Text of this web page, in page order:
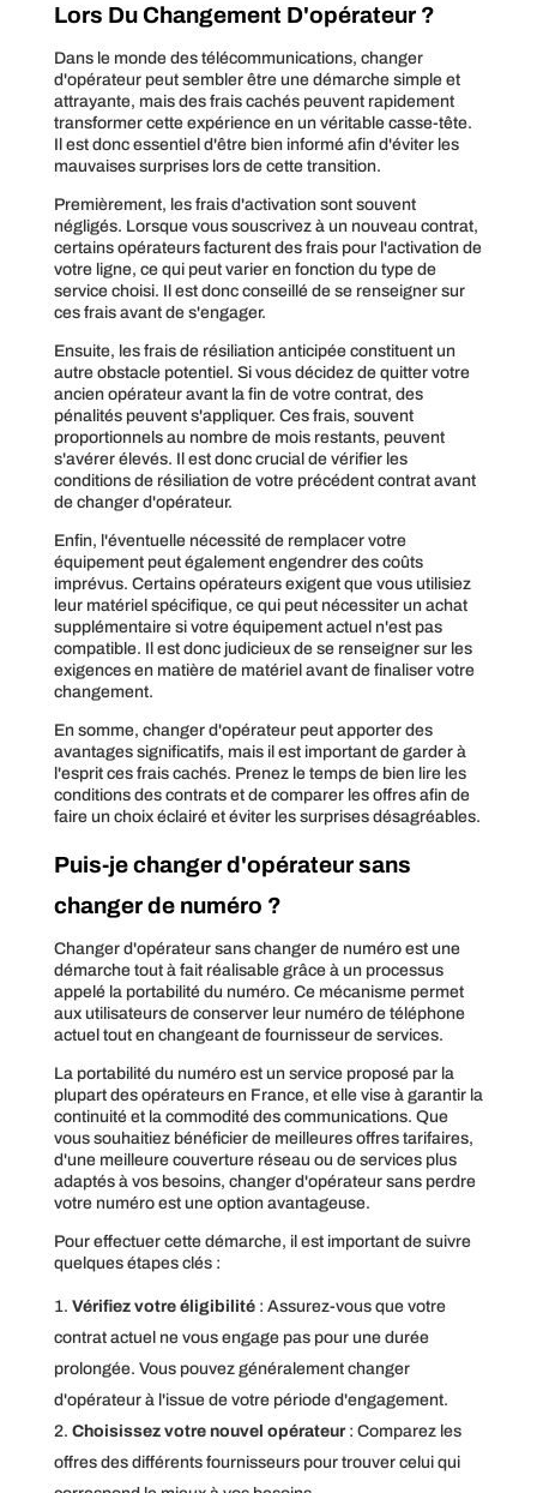
Lors Du Changement D'opérateur ?
Dans le monde des télécommunications, changer
d'opérateur peut sembler être une démarche simple et
attrayante, mais des frais cachés peuvent rapidement
transformer cette expérience en un véritable casse-tête.
Il est donc essentiel d'être bien informé afin d'éviter les
mauvaises surprises lors de cette transition.
Premièrement, les frais d'activation sont souvent
négligés. Lorsque vous souscrivez à un nouveau contrat,
certains opérateurs facturent des frais pour l'activation de
votre ligne, ce qui peut varier en fonction du type de
service choisi. Il est donc conseillé de se renseigner sur
ces frais avant de s'engager.
Ensuite, les frais de résiliation anticipée constituent un
autre obstacle potentiel. Si vous décidez de quitter votre
ancien opérateur avant la fin de votre contrat, des
pénalités peuvent s'appliquer. Ces frais, souvent
proportionnels au nombre de mois restants, peuvent
s'avérer élevés. Il est donc crucial de vérifier les
conditions de résiliation de votre précédent contrat avant
de changer d'opérateur.
Enfin, l'éventuelle nécessité de remplacer votre
équipement peut également engendrer des coûts
imprévus. Certains opérateurs exigent que vous utilisiez
leur matériel spécifique, ce qui peut nécessiter un achat
supplémentaire si votre équipement actuel n'est pas
compatible. Il est donc judicieux de se renseigner sur les
exigences en matière de matériel avant de finaliser votre
changement.
En somme, changer d'opérateur peut apporter des
avantages significatifs, mais il est important de garder à
l'esprit ces frais cachés. Prenez le temps de bien lire les
conditions des contrats et de comparer les offres afin de
faire un choix éclairé et éviter les surprises désagréables.
Puis-je changer d'opérateur sans
changer de numéro ?
Changer d'opérateur sans changer de numéro est une
démarche tout à fait réalisable grâce à un processus
appelé la portabilité du numéro. Ce mécanisme permet
aux utilisateurs de conserver leur numéro de téléphone
actuel tout en changeant de fournisseur de services.
La portabilité du numéro est un service proposé par la
plupart des opérateurs en France, et elle vise à garantir la
continuité et la commodité des communications. Que
vous souhaitiez bénéficier de meilleures offres tarifaires,
d'une meilleure couverture réseau ou de services plus
adaptés à vos besoins, changer d'opérateur sans perdre
votre numéro est une option avantageuse.
Pour effectuer cette démarche, il est important de suivre
quelques étapes clés :
Vérifiez votre éligibilité : Assurez-vous que votre
contrat actuel ne vous engage pas pour une durée
prolongée. Vous pouvez généralement changer
d'opérateur à l'issue de votre période d'engagement.
Choisissez votre nouvel opérateur : Comparez les
offres des différents fournisseurs pour trouver celui qui